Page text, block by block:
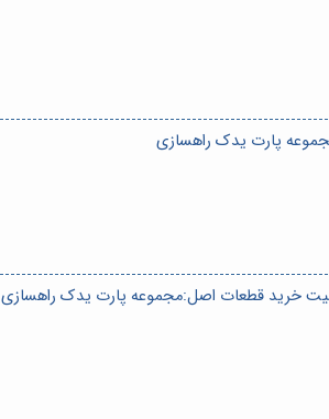
پارت یدک راهسازی
خرید قطعات اصل:مجموعه پارت یدک راهسازی